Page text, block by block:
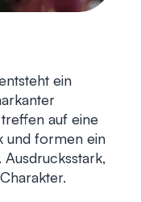
ein
auf eine
und formen ein